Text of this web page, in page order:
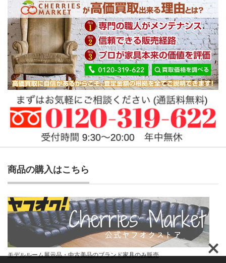
商品の購入はこちら
モデルルーム展示品・中古美品のブランド家具のみ販売